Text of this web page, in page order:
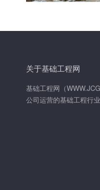
关于基础工程网
基础工程网（
公司运营的基础工程行